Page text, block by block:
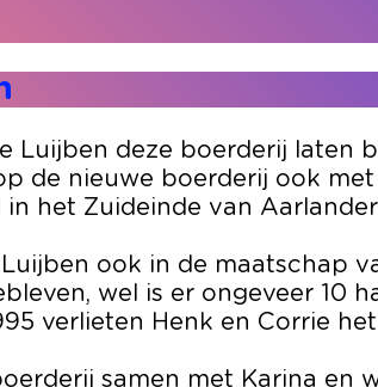
Luijben deze boerderij laten
de nieuwe boerderij ook
het Zuideinde van
ook in de maatschap
wel is er ongeveer 10
verlieten Henk en Corrie
samen met Karina en